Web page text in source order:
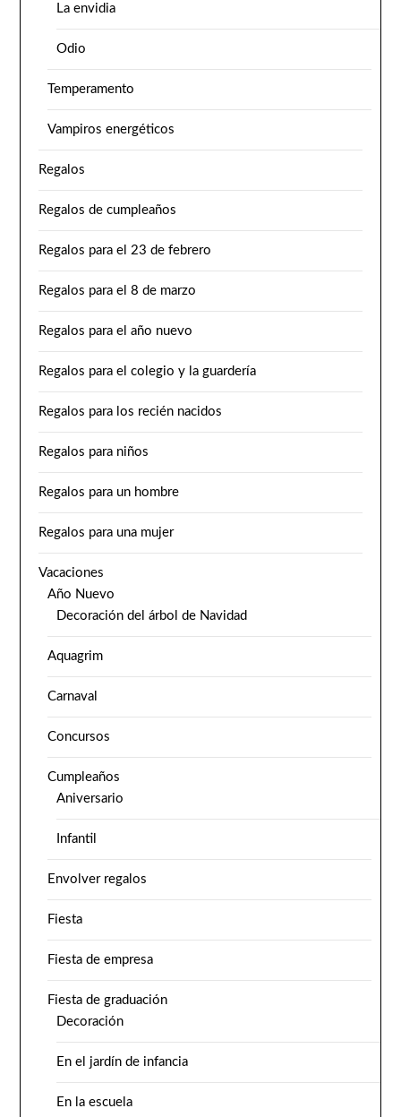
La envidia
Odio
Temperamento
Vampiros energéticos
Regalos
Regalos de cumpleaños
Regalos para el 23 de febrero
Regalos para el 8 de marzo
Regalos para el año nuevo
Regalos para el colegio y la guardería
Regalos para los recién nacidos
Regalos para niños
Regalos para un hombre
Regalos para una mujer
Vacaciones
Año Nuevo
Decoración del árbol de Navidad
Aquagrim
Carnaval
Concursos
Cumpleaños
Aniversario
Infantil
Envolver regalos
Fiesta
Fiesta de empresa
Fiesta de graduación
Decoración
En el jardín de infancia
En la escuela